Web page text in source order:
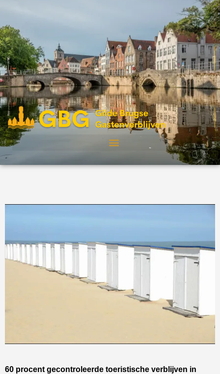
60 procent gecontroleerde toeristische verblijven in